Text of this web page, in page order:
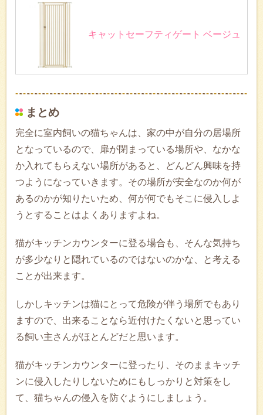
キャットセーフティゲート ベージュ
まとめ
完全に室内飼いの猫ちゃんは、家の中が自分の居場所
となっているので、扉が閉まっている場所や、なかな
か入れてもらえない場所があると、どんどん興味を持
つようになっていきます。その場所が安全なのか何が
あるのかが知りたいため、何が何でもそこに侵入しよ
うとすることはよくありますよね。
猫がキッチンカウンターに登る場合も、そんな気持ち
が多少なりと隠れているのではないのかな、と考える
ことが出来ます。
しかしキッチンは猫にとって危険が伴う場所でもあり
ますので、出来ることなら近付けたくないと思ってい
る飼い主さんがほとんどだと思います。
猫がキッチンカウンターに登ったり、そのままキッチ
ンに侵入したりしないためにもしっかりと対策をし
て、猫ちゃんの侵入を防ぐようにしましょう。